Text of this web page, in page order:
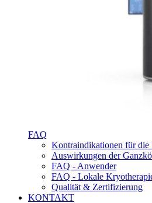
FAQ
Kontraindikationen für die
Auswirkungen der
FAQ - Anwender
FAQ - Lokale
Qualität & Zertifizierung
KONTAKT